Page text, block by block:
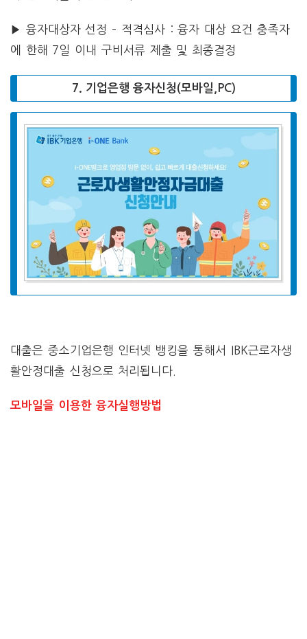
▶ 융자대상자 선정 – 적격심사 : 융자 대상 요건 충족자
에 한해 7일 이내 구비서류 제출 및 최종결정
7. 기업은행 융자신청(모바일,PC)
대출은 중소기업은행 인터넷 뱅킹을 통해서 IBK근로자생
활안정대출 신청으로 처리됩니다.
모바일을 이용한 융자실행방법